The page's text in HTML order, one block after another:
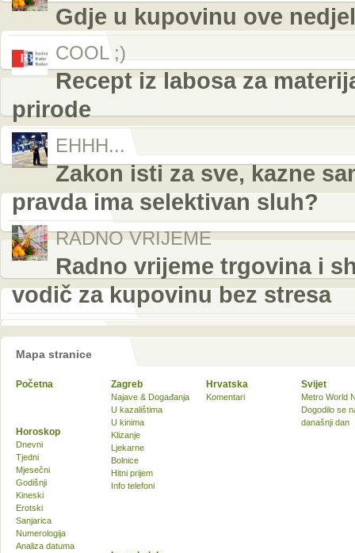
Gdje u kupovinu ove
COOL ;)
Recept iz labosa za
prirode
EHHH...
Zakon isti za sve, kazne
pravda ima selektivan sluh?
RADNO VRIJEME
Radno vrijeme trgovina i
vodič za kupovinu bez stresa
Mapa stranice
Početna Zagreb
Najave & Događanja
U kazalištima
U kinima
Klizanje
Ljekarne
Bolnice
Hitni prijem
Info telefoni
Hrvatska
Komentari
Svijet
Metro World
Dogodilo se
današnji dan
Horoskop
Dnevni
Tjedni
Mjesečni
Godišnji
Kineski
Erotski
Sanjarica
Numerologija
Analiza datuma